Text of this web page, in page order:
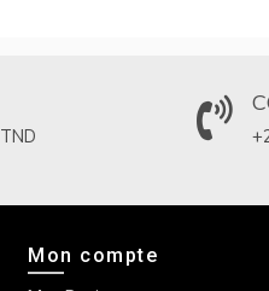
TND
Mon compte